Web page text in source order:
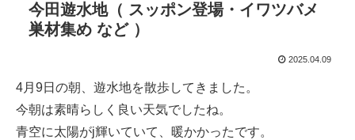
今田遊水地（ スッポン登場・イワツバメ
巣材集め など ）
2025.04.09
4月9日の朝、遊水地を散歩してきました。
今朝は素晴らしく良い天気でしたね。
青空に太陽がj輝いていて、暖かかったです。